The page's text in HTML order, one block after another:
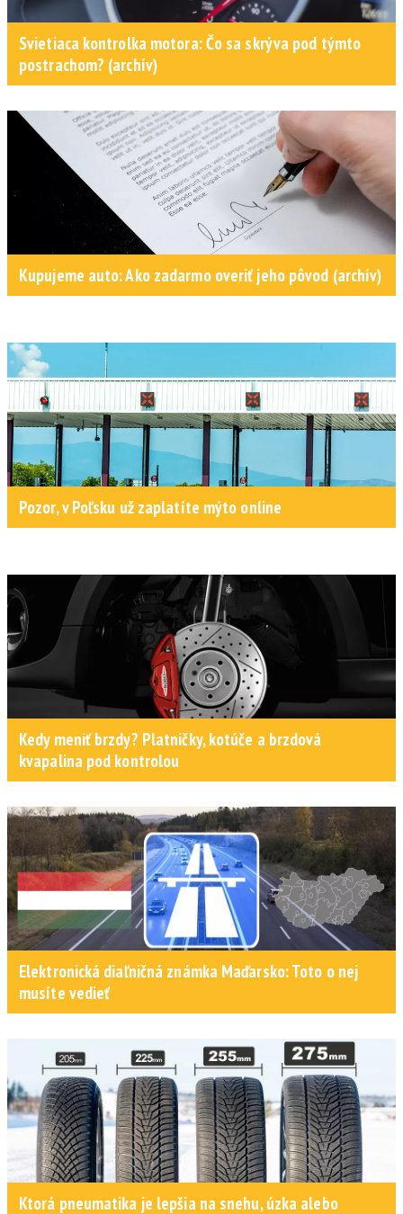
Svietiaca kontrolka motora: Čo sa skrýva pod týmto
postrachom? (archív)
Kupujeme auto: Ako zadarmo overiť jeho pôvod (archív)
Pozor, v Poľsku už zaplatíte mýto online
Kedy meniť brzdy? Platničky, kotúče a brzdová
kvapalina pod kontrolou
Elektronická diaľničná známka Maďarsko: Toto o nej
musíte vedieť
Ktorá pneumatika je lepšia na snehu, úzka alebo